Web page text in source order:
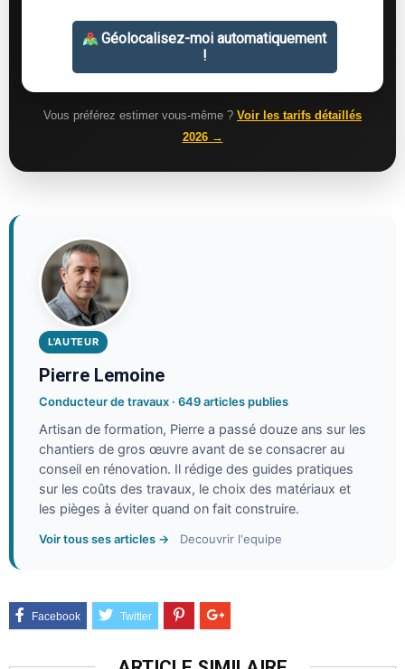
Vous préférez estimer vous-même ? Voir les tarifs détaillés
2026 →
L'AUTEUR
Pierre Lemoine
Conducteur de travaux · 649 articles publies
Artisan de formation, Pierre a passé douze ans sur les
chantiers de gros œuvre avant de se consacrer au
conseil en rénovation. Il rédige des guides pratiques
sur les coûts des travaux, le choix des matériaux et
les pièges à éviter quand on fait construire.
Voir tous ses articles → Decouvrir l'equipe